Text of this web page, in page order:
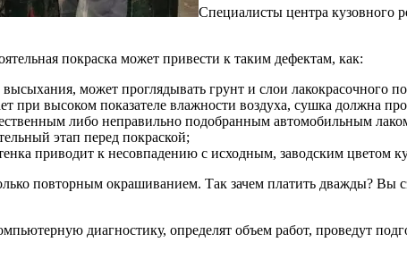
Специалисты центра кузовного
покраска может привести к таким дефектам, как:
может проглядывать грунт и слои лакокрасочного
при высоком показателе влажности воздуха, сушка должна
либо неправильно подобранным автомобильным
этап перед покраской;
приводит к несовпадению с исходным, заводским цветом
повторным окрашиванием. Так зачем платить дважды? Вы
диагностику, определят объем работ, проведут